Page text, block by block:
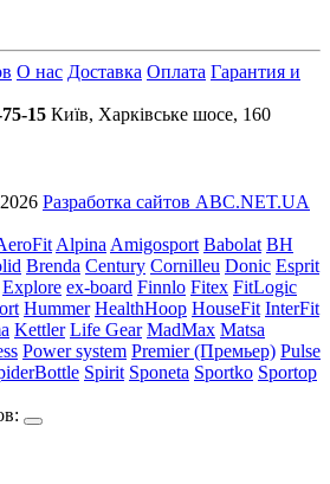
О нас Доставка Оплата Гарантия и
15 Київ, Харківське шосе, 160
Разработка сайтов ABC.NET.UA
Alpina Amigosport Babolat BH
Brenda Century Cornilleu Donic Esprit
Explore ex-board Finnlo Fitex FitLogic
Hummer HealthHoop HouseFit InterFit
Kettler Life Gear MadMax Matsa
Power system Premier (Премьер) Pulse
Spirit Sponeta Sportko Sportop